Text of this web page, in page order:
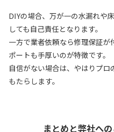
DIYの場合、万が一の水漏れや
しても自己責任となります。
一方で業者依頼なら修理保証
ポートも手厚いのが特徴です。
自信がない場合は、やはりプロ
もたらします。
まとめと弊社へ